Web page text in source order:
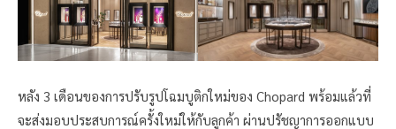
หลัง 3 เดือนของการปรับรูปโฉมบูติกใหม่ของ Chopard พร้อมแล้วที่
จะส่งมอบประสบการณ์ครั้งใหม่ให้กับลูกค้า ผ่านปรัชญาการออกแบบ